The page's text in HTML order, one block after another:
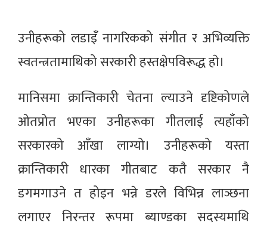
उनीहरूको लडाइँ नागरिकको संगीत र अभिव्यक्ति
स्वतन्त्रतामाथिको सरकारी हस्तक्षेपविरूद्ध हाे।
मानिसमा क्रान्तिकारी चेतना ल्याउने दृष्टिकोणले
ओतप्रोत भएका उनीहरूका गीतलाई त्यहाँको
सरकारको आँखा लाग्यो। उनीहरूको यस्ता
क्रान्तिकारी धारका गीतबाट कतै सरकार नै
डगमगाउने त होइन भन्ने डरले विभिन्न लाञ्छना
लगाएर निरन्तर रूपमा ब्याण्डका सदस्यमाथि